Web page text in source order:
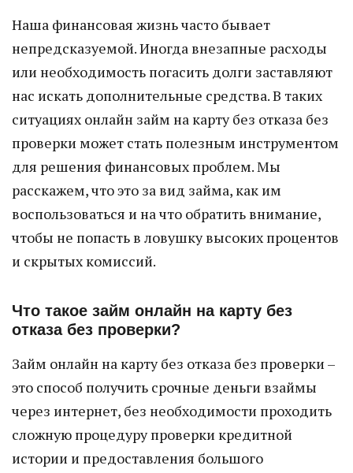
Наша финансовая жизнь часто бывает
непредсказуемой. Иногда внезапные расходы
или необходимость погасить долги заставляют
нас искать дополнительные средства. В таких
ситуациях онлайн займ на карту без отказа без
проверки может стать полезным инструментом
для решения финансовых проблем. Мы
расскажем, что это за вид займа, как им
воспользоваться и на что обратить внимание,
чтобы не попасть в ловушку высоких процентов
и скрытых комиссий.
Что такое займ онлайн на карту без
отказа без проверки?
Займ онлайн на карту без отказа без проверки –
это способ получить срочные деньги взаймы
через интернет, без необходимости проходить
сложную процедуру проверки кредитной
истории и предоставления большого